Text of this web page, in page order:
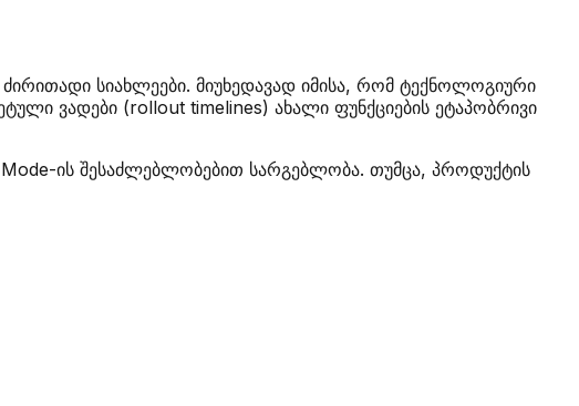
სიახლეები. მიუხედავად იმისა, რომ ტექნოლოგიური
ვადები (rollout timelines) ახალი ფუნქციების ეტაპობრივი
ის შესაძლებლობებით სარგებლობა. თუმცა, პროდუქტის